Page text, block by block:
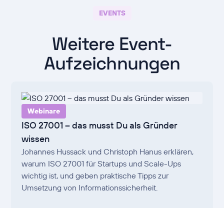
EVENTS
Weitere Event-
Aufzeichnungen
Webinare
ISO 27001 – das musst Du als Gründer
wissen
Johannes Hussack und Christoph Hanus erklären,
warum ISO 27001 für Startups und Scale-Ups
wichtig ist, und geben praktische Tipps zur
Umsetzung von Informationssicherheit.